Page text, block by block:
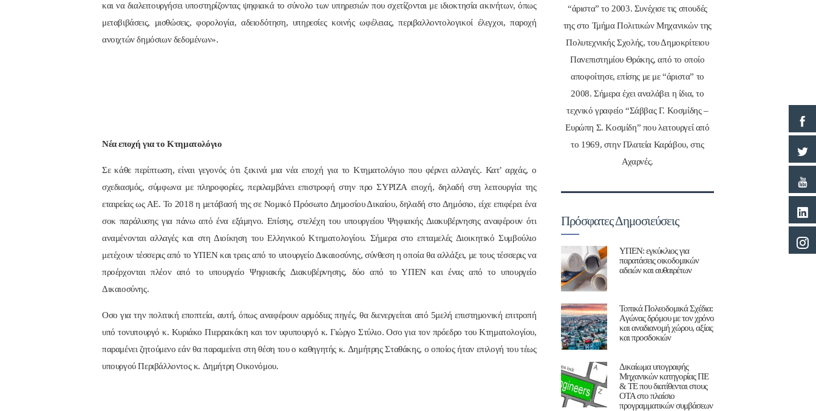
και να διαλειτουργήσει υποστηρίζοντας ψηφιακά το σύνολο των υπηρεσιών που σχετίζονται με ιδιοκτησία ακινήτων, όπως
μεταβιβάσεις, μισθώσεις, φορολογία, αδειοδότηση, υπηρεσίες κοινής ωφέλειας, περιβαλλοντολογικοί έλεγχοι, παροχή
ανοιχτών δημόσιων δεδομένων».
Νέα εποχή για το Κτηματολόγιο
Σε κάθε περίπτωση, είναι γεγονός ότι ξεκινά μια νέα εποχή για το Κτηματολόγιο που φέρνει αλλαγές. Κατ’ αρχάς, ο
σχεδιασμός, σύμφωνα με πληροφορίες, περιλαμβάνει επιστροφή στην προ ΣΥΡΙΖΑ εποχή, δηλαδή στη λειτουργία της
εταιρείας ως ΑΕ. Το 2018 η μετάβασή της σε Νομικό Πρόσωπο Δημοσίου Δικαίου, δηλαδή στο Δημόσιο, είχε επιφέρει ένα
σοκ παράλυσης για πάνω από ένα εξάμηνο. Επίσης, στελέχη του υπουργείου Ψηφιακής Διακυβέρνησης αναφέρουν ότι
αναμένονται αλλαγές και στη Διοίκηση του Ελληνικού Κτηματολογίου. Σήμερα στο επταμελές Διοικητικό Συμβούλιο
μετέχουν τέσσερις από το ΥΠΕΝ και τρεις από το υπουργείο Δικαιοσύνης, σύνθεση η οποία θα αλλάξει, με τους τέσσερις να
προέρχονται πλέον από το υπουργείο Ψηφιακής Διακυβέρνησης, δύο από το ΥΠΕΝ και ένας από το υπουργείο
Δικαιοσύνης.
Οσο για την πολιτική εποπτεία, αυτή, όπως αναφέρουν αρμόδιες πηγές, θα διενεργείται από 5μελή επιστημονική επιτροπή
υπό τονυπουργό κ. Κυριάκο Πιερρακάκη και τον υφυπουργό κ. Γιώργο Στύλιο. Οσο για τον πρόεδρο του Κτηματολογίου,
παραμένει ζητούμενο εάν θα παραμείνει στη θέση του ο καθηγητής κ. Δημήτρης Σταθάκης, ο οποίος ήταν επιλογή του τέως
υπουργού Περιβάλλοντος κ. Δημήτρη Οικονόμου.
“άριστα” το 2003. Συνέχισε τις σπουδές
της στο Τμήμα Πολιτικών Μηχανικών της
Πολυτεχνικής Σχολής, του Δημοκρίτειου
Πανεπιστημίου Θράκης, από το οποίο
αποφοίτησε, επίσης με με “άριστα” το
2008. Σήμερα έχει αναλάβει η ίδια, το
τεχνικό γραφείο “Σάββας Γ. Κοσμίδης –
Ευρώπη Σ. Κοσμίδη” που λειτουργεί από
το 1969, στην Πλατεία Καράβου, στις
Αχαρνές.
Πρόσφατες Δημοσιεύσεις
ΥΠΕΝ: εγκύκλιος για
παρατάσεις οικοδομικών
αδειών και αυθαιρέτων
Τοπικά Πολεοδομικά Σχέδια:
Aγώνας δρόμου με τον χρόνο
και αναδιανομή χώρου, αξίας
και προσδοκιών
Δικαίωμα υπογραφής
Μηχανικών κατηγορίας ΠΕ
& ΤΕ που διατίθενται στους
ΟΤΑ στο πλαίσιο
προγραμματικών συμβάσεων